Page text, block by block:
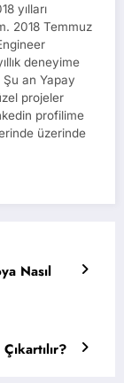
yılları
2018 Temmuz
deneyime
an Yapay
projeler
profilime
üzerinde
Nasıl